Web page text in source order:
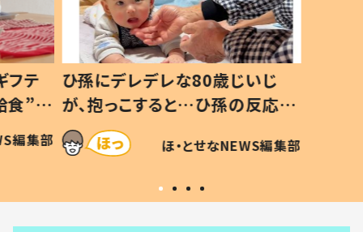
フテ
食”を
親
編集部
ひ孫にデレデレな80歳じいじ
が、抱っこすると…ひ孫の反応に
「涙が出ました」「可愛くて仕方な
い」
ほ・とせなNEWS編集部